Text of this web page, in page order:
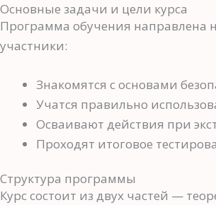
Основные задачи и цели курса
Программа обучения направлена
участники:
Знакомятся с основами
Учатся правильно
Осваивают действия при
Проходят итоговое
Структура программы
Курс состоит из двух частей —